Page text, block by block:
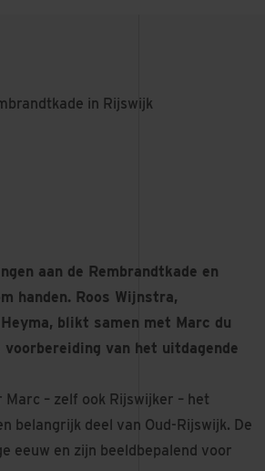
in Rijswijk
aan de Rembrandtkade en
handen. Roos Wijnstra,
blikt samen met Marc du
van het uitdagende
– zelf ook Rijswijker – het
belangrijk deel van Oud-Rijswijk. De
eeuw en zijn beeldbepalend voor